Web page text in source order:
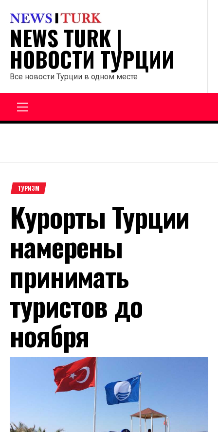
содержанию
NEWS TURK |
НОВОСТИ ТУРЦИИ
Все новости Турции в одном месте
ТУРИЗМ
Курорты Турции
намерены
принимать
туристов до
ноября